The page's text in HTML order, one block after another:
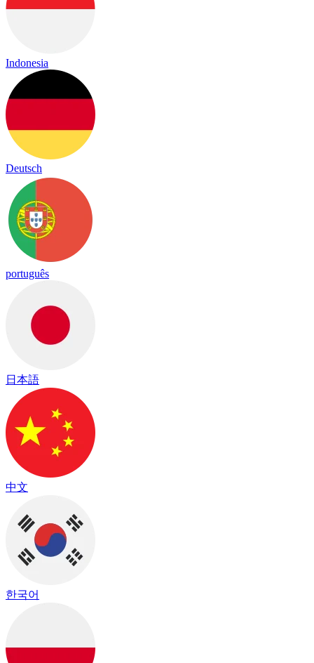
Indonesia
Deutsch
português
日本語
中文
한국어